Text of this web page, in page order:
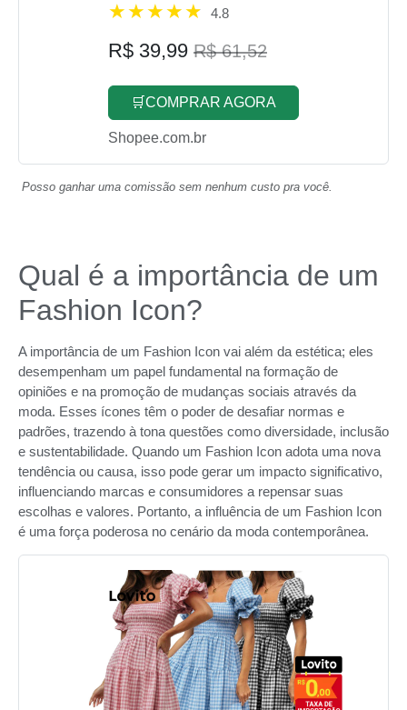
4.8
R$ 39,99 R$ 61,52
🛒COMPRAR AGORA
Shopee.com.br
Posso ganhar uma comissão sem nenhum custo pra você.
Qual é a importância de um
Fashion Icon?
A importância de um Fashion Icon vai além da estética; eles
desempenham um papel fundamental na formação de
opiniões e na promoção de mudanças sociais através da
moda. Esses ícones têm o poder de desafiar normas e
padrões, trazendo à tona questões como diversidade, inclusão
e sustentabilidade. Quando um Fashion Icon adota uma nova
tendência ou causa, isso pode gerar um impacto significativo,
influenciando marcas e consumidores a repensar suas
escolhas e valores. Portanto, a influência de um Fashion Icon
é uma força poderosa no cenário da moda contemporânea.